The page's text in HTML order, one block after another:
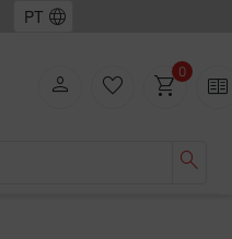
language
search
person favorite_border shopping_cart0 two_pager